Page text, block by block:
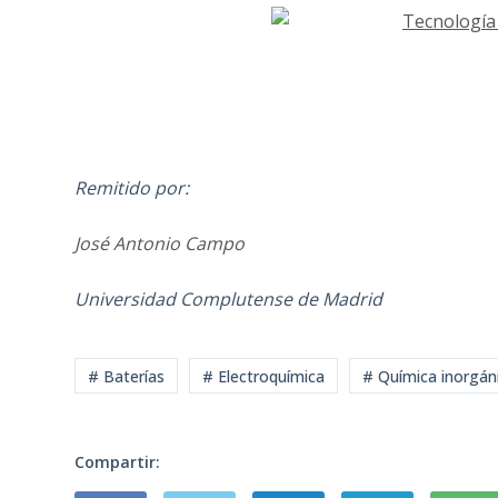
Remitido por:
José Antonio Campo
Universidad Complutense de Madrid
# Baterías # Electroquímica # Química
Compartir: